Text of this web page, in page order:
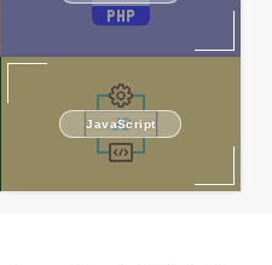
JavaScript